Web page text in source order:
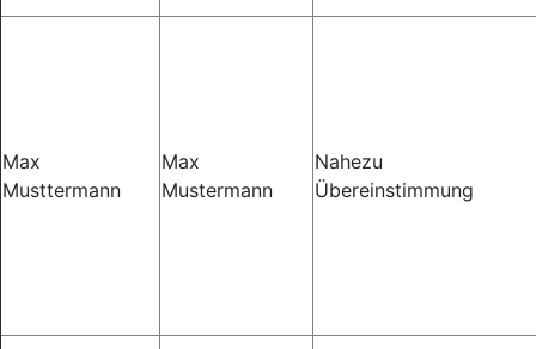
Max
Musttermann
Max
Mustermann
Nahezu
Übereinstimmung